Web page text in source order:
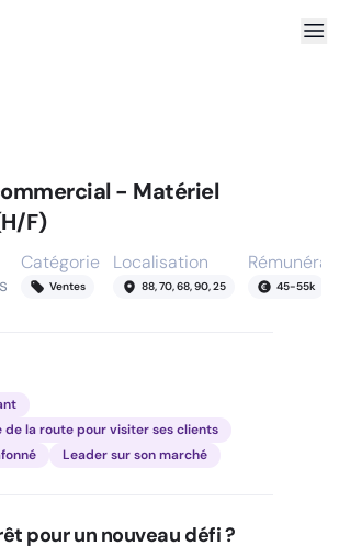
- Matériel
F)
Catégorie
Ventes
Localisation
88, 70, 68, 90, 25 45-55k
de la route pour visiter ses clients
Leader sur son marché
pour un nouveau défi ?